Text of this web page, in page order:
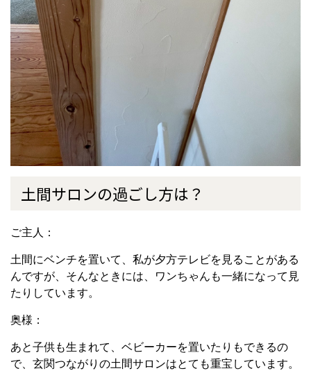
土間サロンの過ごし方は？
ご主人：
土間にベンチを置いて、私が夕方テレビを見ることがある
んですが、 そんなときには、ワンちゃんも一緒になって見
たりしています。
奥様：
あと子供も生まれて、ベビーカーを置いたりもできるの
で、玄関つながりの土間サロンはとても重宝しています。